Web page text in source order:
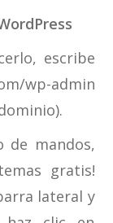
escribe
wp-admin
de mandos,
gratis!
lateral y